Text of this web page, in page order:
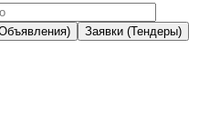
Заявки (Тендеры)